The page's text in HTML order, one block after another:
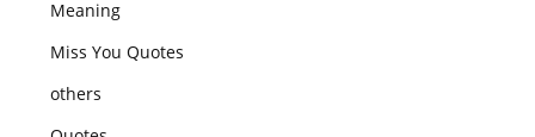
Meaning
Miss You Quotes
others